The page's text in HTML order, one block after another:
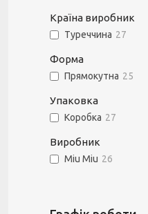
Країна виробник
Туреччина 27
Форма
Прямокутна 25
Упаковка
Коробка 27
Виробник
Miu Miu 26